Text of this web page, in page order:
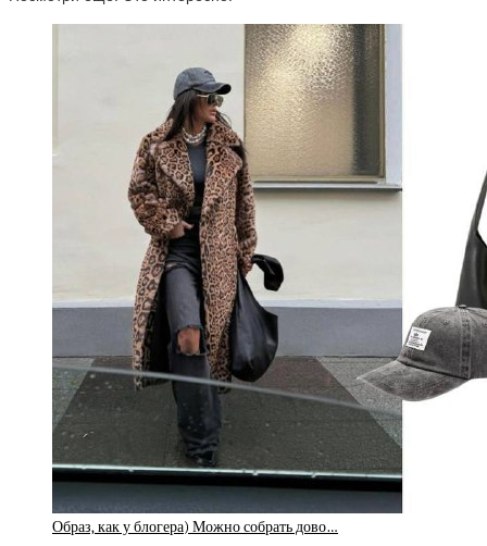
Образ, как у блогера) Можно собрать дово…